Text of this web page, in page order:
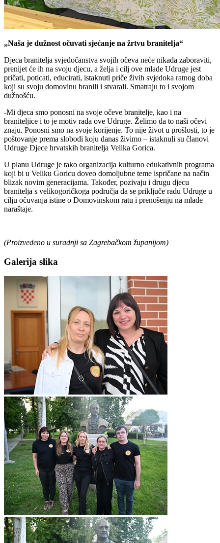
„Naša je dužnost očuvati sjećanje na žrtvu branitelja“
Djeca branitelja svjedočanstva svojih očeva neće nikada zaboraviti,
prenijet će ih na svoju djecu, a želja i cilj ove mlade Udruge jest
pričati, poticati, educirati, istaknuti priče živih svjedoka ratnog doba
koji su svoju domovinu branili i stvarali. Smatraju to i svojom
dužnošću.
-Mi djeca smo ponosni na svoje očeve branitelje, kao i na
braniteljice i to je motiv rada ove Udruge. Želimo da to naši očevi
znaju. Ponosni smo na svoje korijenje. To nije život u prošlosti, to je
poštovanje prema slobodi koju danas živimo – istaknuli su članovi
Udruge Djece hrvatskih branitelja Velika Gorica.
U planu Udruge je tako organizacija kulturno edukativnih programa
koji bi u Veliku Goricu doveo domoljubne teme ispričane na način
blizak novim generacijama. Također, pozivaju i drugu djecu
branitelja s velikogoričkoga područja da se priključe radu Udruge u
cilju očuvanja istine o Domovinskom ratu i prenošenju na mlađe
naraštaje.
(Proizvedeno u suradnji sa Zagrebačkom županijom)
Galerija slika